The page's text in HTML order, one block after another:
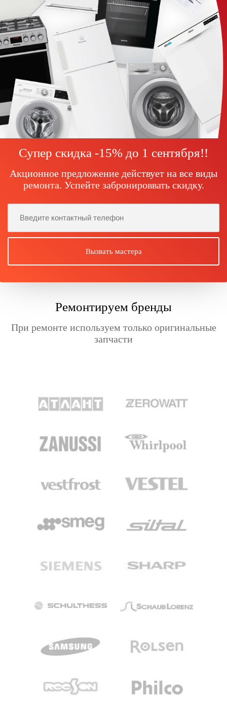
Супер скидка -15% до 1 сентября!!
Акционное предложение действует на все виды
ремонта. Успейте забронироввать скидку.
Ремонтируем бренды
При ремонте используем только оригинальные
запчасти